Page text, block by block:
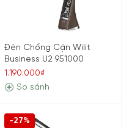
Đèn Chống Cận Wilit
Business U2 951000
1.190.000₫
So sánh
-27%